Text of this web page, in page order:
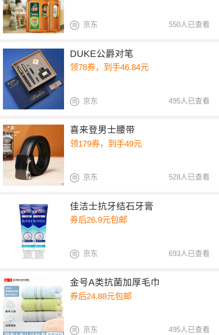
550人已查看
京东
DUKE公爵对笔
领78券，到手46.84元
495人已查看
京东
喜来登男士腰带
领179券，到手49元
528人已查看
京东
佳洁士抗牙结石牙膏
券后26.9元包邮
693人已查看
京东
金号A类抗菌加厚毛巾
券后24.88元包邮
495人已查看
京东